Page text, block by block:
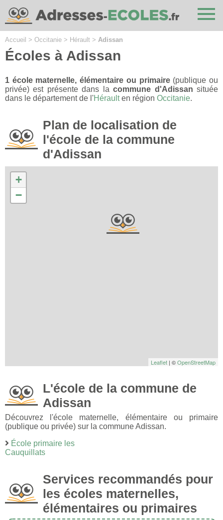
Accueil > Occitanie > Hérault > Adissan
Écoles à Adissan
1 école maternelle, élémentaire ou primaire(publique ou
privée) est présente dans lacommune d'Adissan située
dans le département de l'Héraulten région Occitanie.
Plan de localisation de
l'école de la commune
d'Adissan
+
−
Leaflet | ©OpenStreetMap
L'école de la commune de
Adissan
Découvrez l'école maternelle, élémentaire ou primaire
(publique ou privée) sur la commune Adissan.
École primaire les
Cauquillats
Services recommandés pour
les écoles maternelles,
élémentaires ou primaires